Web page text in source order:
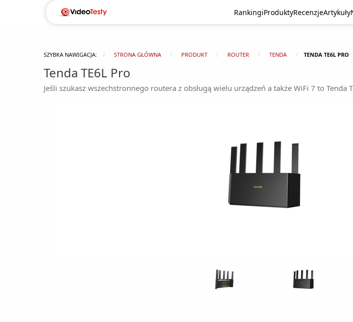
RankingiProduktyRecenzjeArtykuły
SZYBKA NAWIGACJA: STRONA GŁÓWNA PRODUKT ROUTER TENDA TENDA TE6L PRO
Tenda TE6L Pro
Jeśli szukasz wszechstronnego routera z obsługą wielu urządzeń a także WiFi 7 to